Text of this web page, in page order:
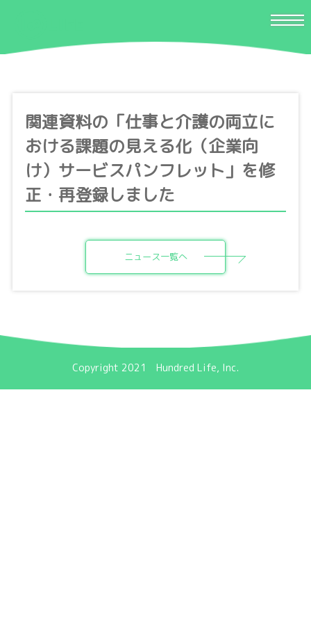
関連資料の「仕事と介護の両立に
おける課題の見える化（企業向
け）サービスパンフレット」を修
正・再登録しました
ニュース一覧へ
Copyright 2021 Hundred Life, Inc.